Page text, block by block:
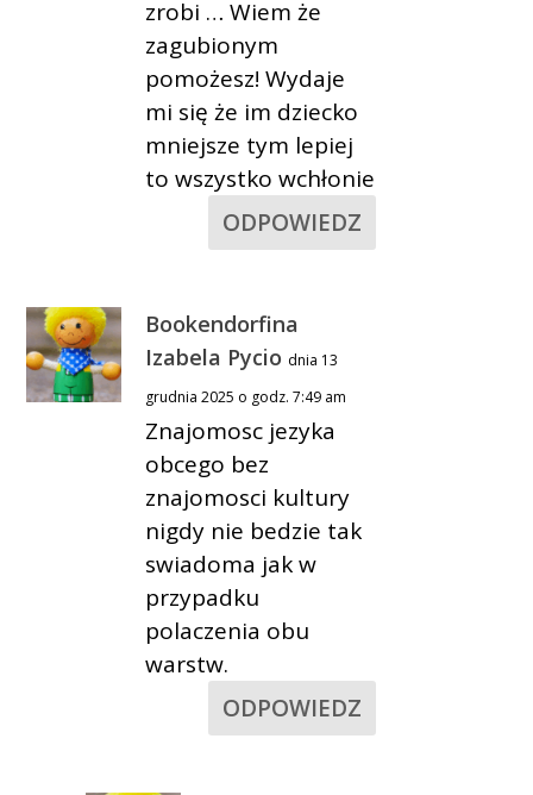
zrobi … Wiem że
zagubionym
pomożesz! Wydaje
mi się że im dziecko
mniejsze tym lepiej
to wszystko wchłonie
ODPOWIEDZ
Bookendorfina
Izabela Pycio dnia 13
grudnia 2025 o godz. 7:49 am
Znajomosc jezyka
obcego bez
znajomosci kultury
nigdy nie bedzie tak
swiadoma jak w
przypadku
polaczenia obu
warstw.
ODPOWIEDZ